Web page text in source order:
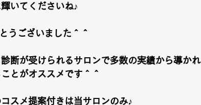
いてくださいね♪
うございました＾＾
断が受けられるサロンで多数の実績から導かれ
とがオススメです＾＾
スメ提案付きは当サロンのみ♪